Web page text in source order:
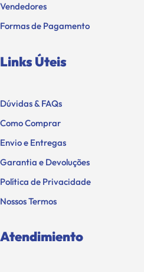
Vendedores
Formas de Pagamento
Links Úteis
Dúvidas & FAQs
Como Comprar
Envio e Entregas
Garantia e Devoluções
Política de Privacidade
Nossos Termos
Atendimiento